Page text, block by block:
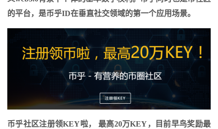
的平台，是币乎ID在垂直社交领域的第一个应用场景。
币乎社区注册领KEY啦， 最高20万KEY，目前早鸟奖励最